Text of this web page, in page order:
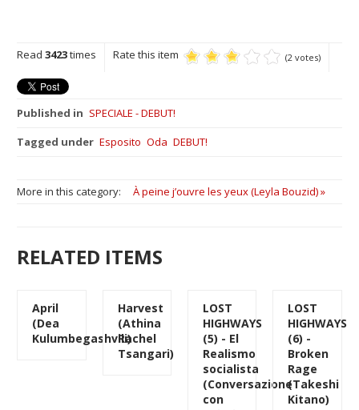
Read3423times Rate this item (2 votes)
Published in SPECIALE - DEBUT!
Tagged under Esposito Oda DEBUT!
More in this category: À peine j’ouvre les yeux (Leyla Bouzid) »
RELATED ITEMS
April
(Dea
Kulumbegashvili)
Harvest
(Athina
Rachel
Tsangari)
LOST
HIGHWAYS
(5) - El
Realismo
socialista
(Conversazione
con
LOST
HIGHWAYS
(6) -
Broken
Rage
(Takeshi
Kitano)